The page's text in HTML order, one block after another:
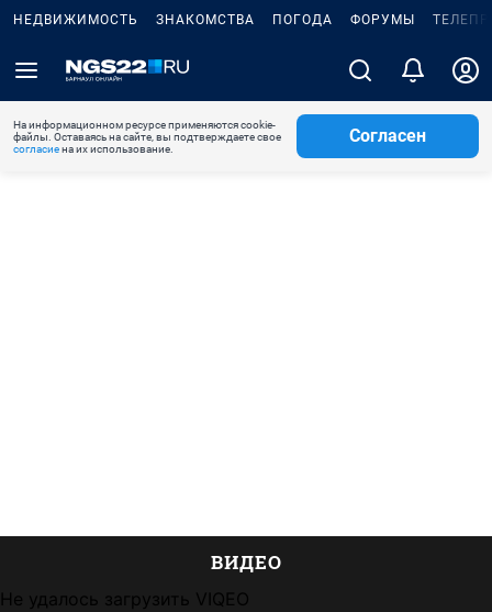
НЕДВИЖИМОСТЬ ЗНАКОМСТВА ПОГОДА ФОРУМЫ
На информационном ресурсе применяются cookie-
файлы. Оставаясь на сайте, вы подтверждаете свое
согласиена их использование.
Согласен
ВИДЕО
Не удалось загрузить VIQEO